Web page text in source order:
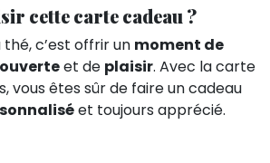
cette carte cadeau ?
c’est offrir un moment de
et de plaisir. Avec la carte
vous êtes sûr de faire un cadeau
et toujours apprécié.